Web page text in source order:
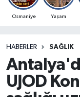
Osmaniye Yaşam
HABERLER SAĞLIK
UJOD
MAGAZİN
SPOR
RESMİ
Süper Lig
Son Dakika
Haber Arşivi